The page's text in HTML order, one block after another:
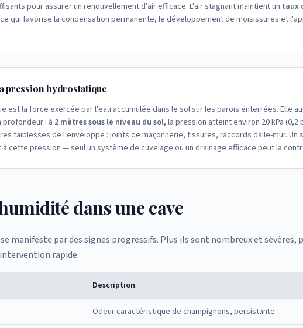
pour assurer un renouvellement d'air efficace. L'air stagnant maintient un taux
qui favorise la condensation permanente, le développement de moisissures et
pression hydrostatique
est la force exercée par l'eau accumulée dans le sol sur les parois enterrées. Elle
: à 2 mètres sous le niveau du sol, la pression atteint environ 20 kPa
faiblesses de l'enveloppe : joints de maçonnerie, fissures, raccords dalle-mur. Un
cette pression — seul un système de cuvelage ou un drainage efficace peut la
dans une cave
manifeste par des signes progressifs. Plus ils sont nombreux et sévères,
rapide.
Description
Odeur caractéristique de champignons, persistante